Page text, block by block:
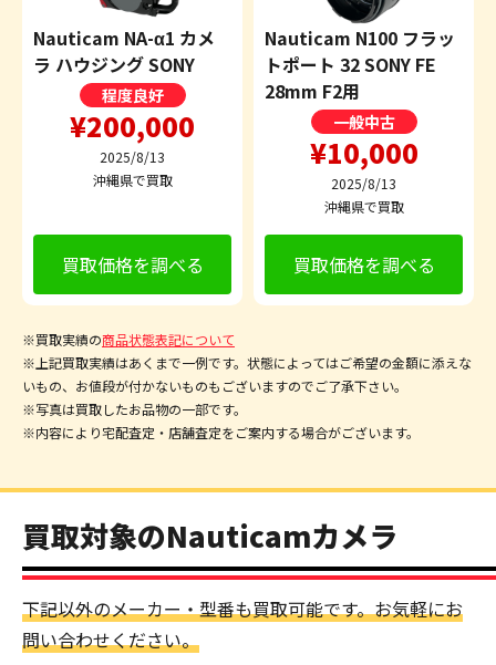
Nauticam NA-α1 カメ
ラ ハウジング SONY
程度良好
¥200,000
2025/8/13
沖縄県で買取
買取価格を調べる
Nauticam N100 フラッ
トポート 32 SONY FE
28mm F2用
一般中古
¥10,000
2025/8/13
沖縄県で買取
買取価格を調べる
※買取実績の商品状態表記について
※上記買取実績はあくまで一例です。状態によってはご希望の金額に添えな
いもの、お値段が付かないものもございますのでご了承下さい。
※写真は買取したお品物の一部です。
※内容により宅配査定・店舗査定をご案内する場合がございます。
買取対象のNauticamカメラ
下記以外のメーカー・型番も買取可能です。お気軽にお
問い合わせください。